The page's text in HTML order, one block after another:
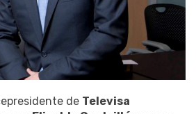
de Televisa